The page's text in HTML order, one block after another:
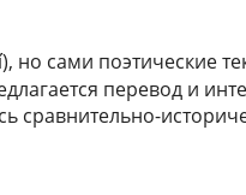
сами поэтические
перевод и
сравнительно-